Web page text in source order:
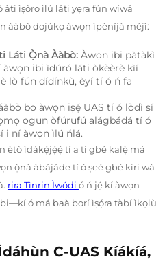
àti ìṣòro ìlú láti yẹra fún wíwá
ààbò dojúkọ àwọn ìpèníjà méjì:
Láti Ọ̀nà Ààbò: Àwọn ibi pàtàkì
àwọn ibi ìdúró láti òkèèrè kìí
lò fún dídínkù, èyí tí ó ń fa
bo àwọn iṣẹ́ UAS tí ó lòdì sí
ogun òfúrufú alágbádá tí ó
i ní àwọn ìlú ńlá.
ètò ìdákẹ́jẹ́ẹ́ tí a ti gbé kalẹ̀ má
ọ̀nà àbájáde tí ó ṣeé gbé kiri wà
rira Tìnrin Ìwódi ó ń jẹ́ kí àwọn
ó má baà borí ìṣọ́ra tàbí ìkọlù
C-UAS Kíákíá,